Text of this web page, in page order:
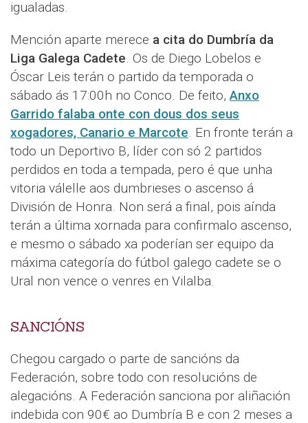
igualadas.
Mención aparte merece a cita do Dumbría da
Liga Galega Cadete. Os de Diego Lobelos e
Óscar Leis terán o partido da temporada o
sábado ás 17:00h no Conco. De feito,Anxo
Garrido falaba onte con dous dos seus
xogadores, Canario e Marcote. En fronte terán a
todo un Deportivo B, líder con só 2 partidos
perdidos en toda a tempada, pero é que unha
vitoria válelle aos dumbrieses o ascenso á
División de Honra. Non será a final, pois aínda
terán a última xornada para confirmalo ascenso,
e mesmo o sábado xa poderían ser equipo da
máxima categoría do fútbol galego cadete se o
Ural non vence o venres en Vilalba.
SANCIÓNS
Chegou cargado o parte de sancións da
Federación, sobre todo con resolucións de
alegacións. A Federación sanciona por aliñación
indebida con 90€ ao Dumbría B e con 2 meses a